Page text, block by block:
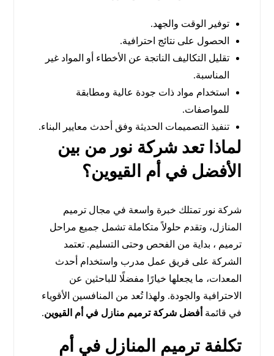
توفير الوقت والجهد.
الحصول على نتائج احترافية.
تقليل التكاليف الناتجة عن الأخطاء أو المواد غير
المناسبة.
استخدام مواد ذات جودة عالية ومطابقة
للمواصفات.
تنفيذ التصميمات الحديثة وفق أحدث معايير البناء.
لماذا تعد شركة نور من بين
الأفضل في أم القيوين؟
شركة نور تمتلك خبرة واسعة في مجال ترميم
المنازل، وتقدم حلولاً متكاملة تشمل جميع مراحل
ترميم ، بداية من الفحص وحتى التسليم. تعتمد
الشركة على فريق عمل مدرب واستخدام أحدث
المعدات، ما يجعلها خيارًا مفضلًا للباحثين عن
الاحترافية والجودة. ولهذا تُعد من المنافسين الأقوياء
في قائمة أفضل شركة ترميم منازل في أم القيوين.
تكلفة ترميم المنازل في أم